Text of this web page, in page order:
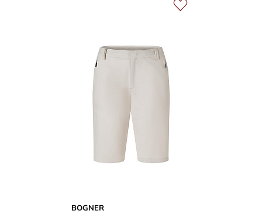
BOGNER